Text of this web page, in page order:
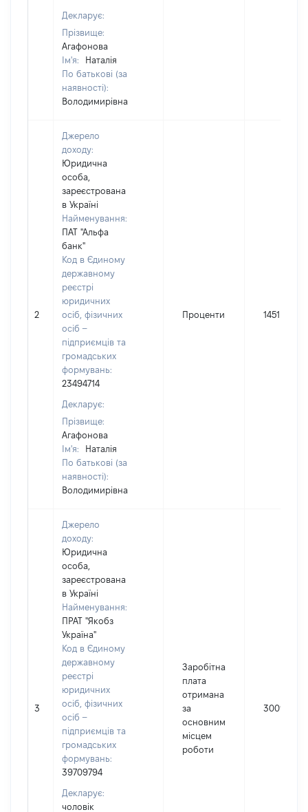
Декларує:
Прізвище:
Агафонова
Ім'я:
Наталія
По батькові (за
наявності):
Володимирівна
2
Джерело
доходу:
Юридична
особа,
зареєстрована
в Україні
Найменування:
ПАТ "Альфа
банк"
Код в Єдиному
державному
реєстрі
юридичних
осіб, фізичних
осіб –
підприємців та
громадських
формувань:
23494714
Декларує:
Прізвище:
Агафонова
Ім'я:
Наталія
По батькові (за
наявності):
Володимирівна
Проценти 1451
3
Джерело
доходу:
Юридична
особа,
зареєстрована
в Україні
Найменування:
ПРАТ "Якобз
Україна"
Код в Єдиному
державному
реєстрі
юридичних
осіб, фізичних
осіб –
підприємців та
громадських
формувань:
39709794
Декларує:
чоловік
Заробітна
плата
отримана
за
основним
місцем
роботи
300990